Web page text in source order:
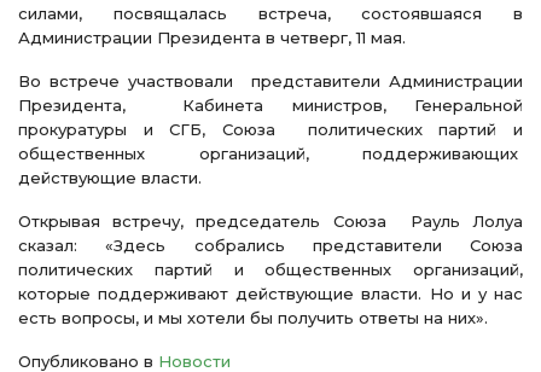
силами, посвящалась встреча, состоявшаяся в
Администрации Президента в четверг, 11 мая.
Во встрече участвовали представители Администрации
Президента, Кабинета министров, Генеральной
прокуратуры и СГБ, Союза политических партий и
общественных организаций, поддерживающих
действующие власти.
Открывая встречу, председатель Союза Рауль Лолуа
сказал: «Здесь собрались представители Союза
политических партий и общественных организаций,
которые поддерживают действующие власти. Но и у нас
есть вопросы, и мы хотели бы получить ответы на них».
Опубликовано в Новости